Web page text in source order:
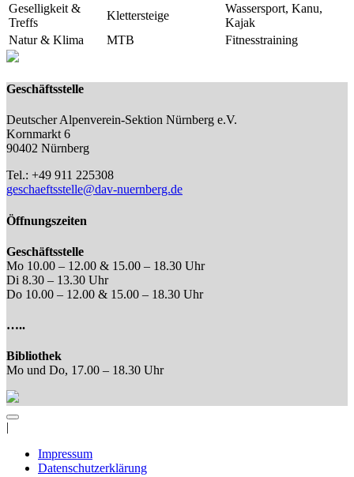
Geselligkeit &
Treffs
Klettersteige
Wassersport, Kanu,
Kajak
Natur & Klima
MTB Fitnesstraining
Geschäftsstelle
Deutscher Alpenverein-Sektion Nürnberg e.V.
Kornmarkt 6
90402 Nürnberg
Tel.: +49 911 225308
geschaeftsstelle@dav-nuernberg.de
Öffnungszeiten
Geschäftsstelle
Mo 10.00 – 12.00 & 15.00 – 18.30 Uhr
Di 8.30 – 13.30 Uhr
Do 10.00 – 12.00 & 15.00 – 18.30 Uhr
…..
Bibliothek
Mo und Do, 17.00 – 18.30 Uhr
Impressum
Datenschutzerklärung